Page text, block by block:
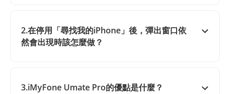
2.在停用「尋找我的iPhone」後，彈出窗口依
然會出現時該怎麼做？
3.iMyFone Umate Pro的優點是什麼？